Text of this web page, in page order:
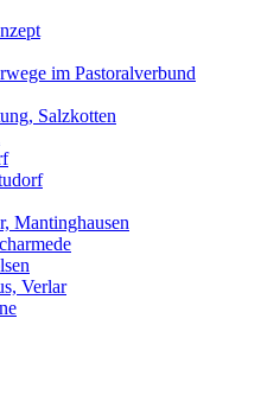
im Pastoralverbund
Salzkotten
Mantinghausen
Verlar